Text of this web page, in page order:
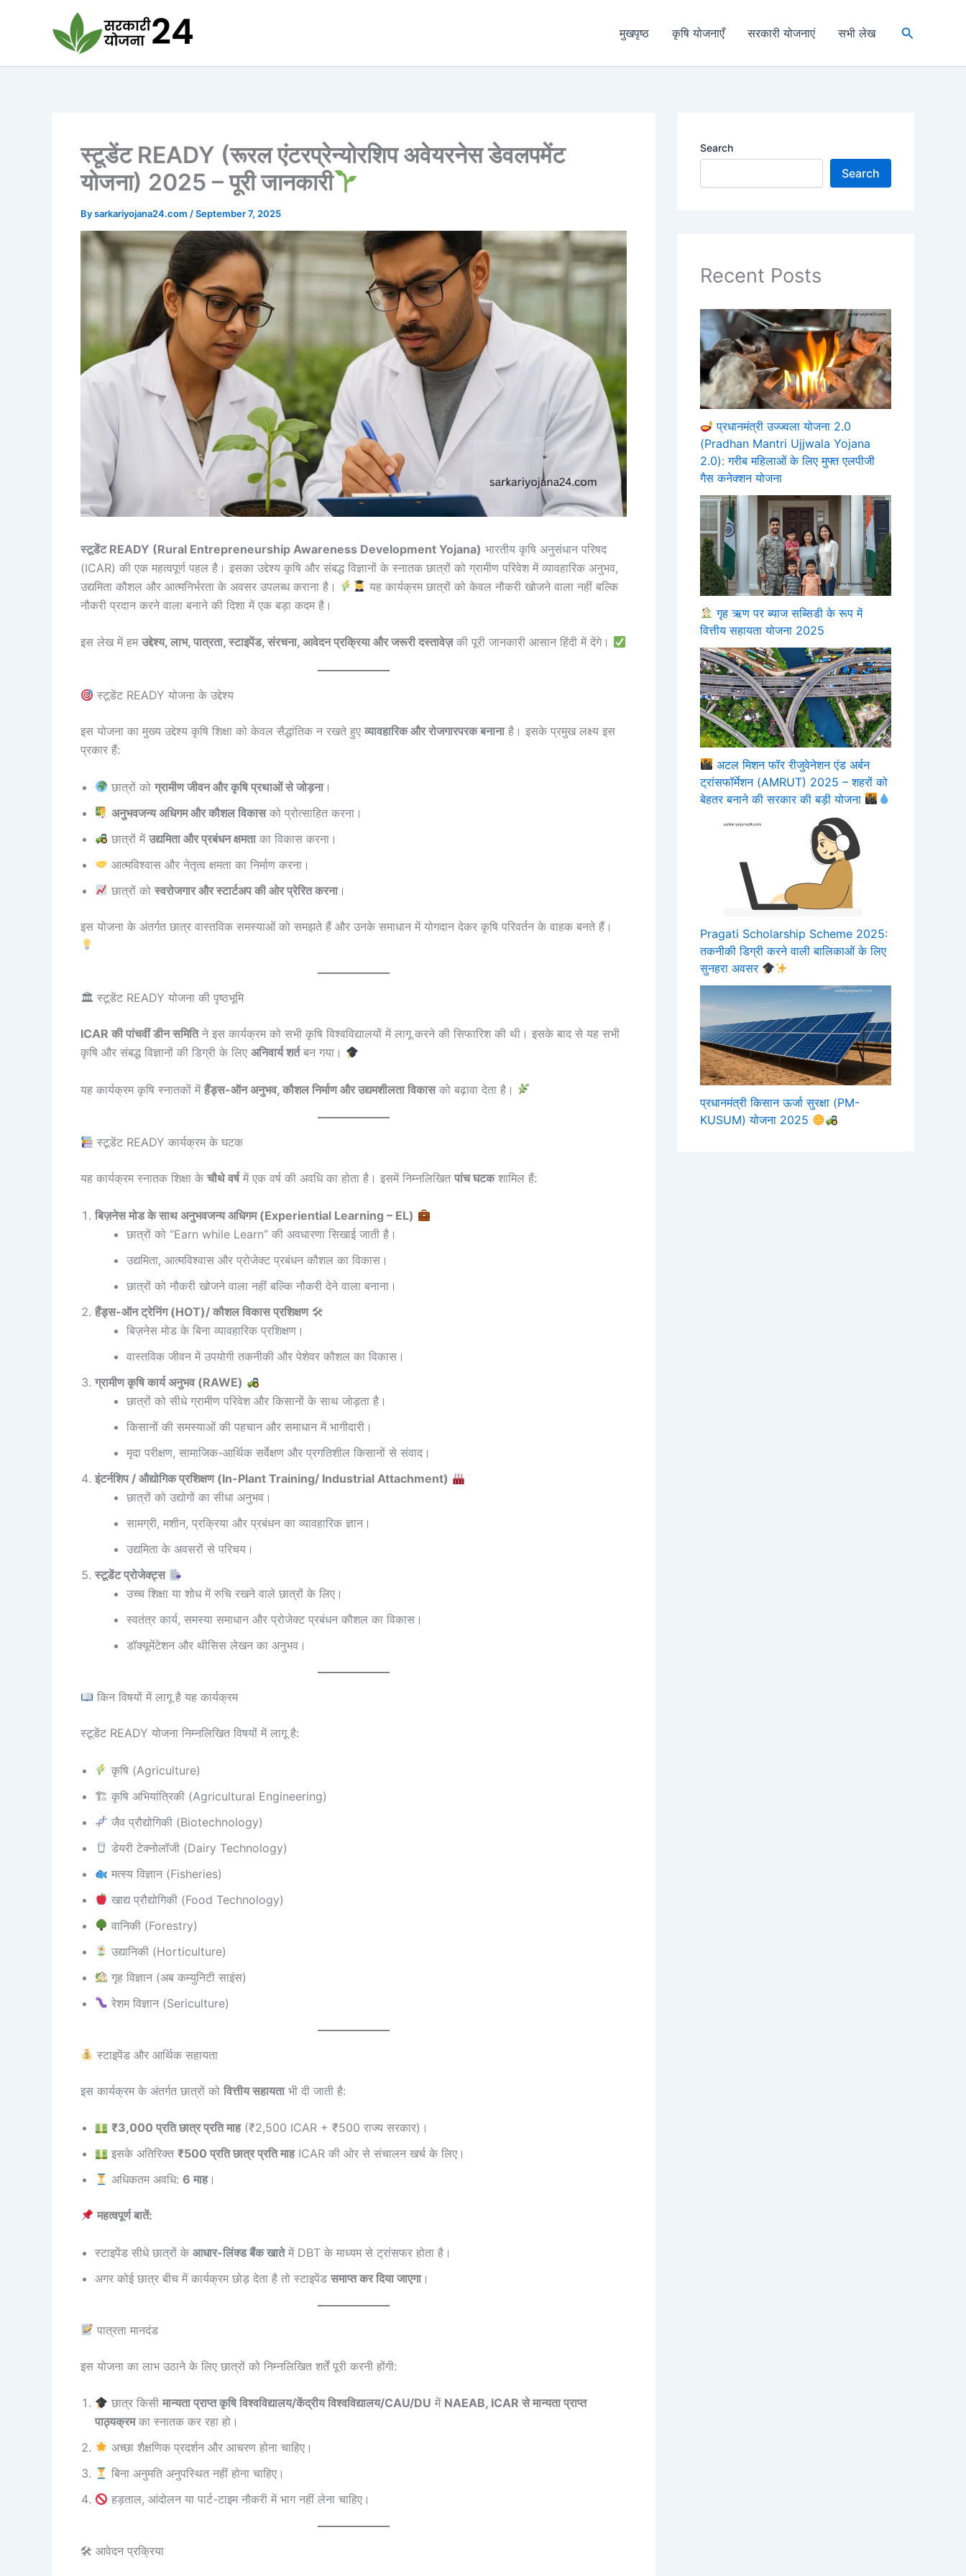
मुखपृष्ठ कृषि योजनाएँ सरकारी योजनाएं सभी लेख Search
स्टूडेंट READY (रूरल एंटरप्रेन्योरशिप अवेयरनेस डेवलपमेंट
योजना) 2025 – पूरी जानकारी
Bysarkariyojana24.com /September 7, 2025
स्टूडेंट READY (Rural Entrepreneurship Awareness Development Yojana) भारतीय कृषि अनुसंधान परिषद
(ICAR) की एक महत्वपूर्ण पहल है। इसका उद्देश्य कृषि और संबद्ध विज्ञानों के स्नातक छात्रों को ग्रामीण परिवेश में व्यावहारिक अनुभव,
उद्यमिता कौशल और आत्मनिर्भरता के अवसर उपलब्ध कराना है।
यह कार्यक्रम छात्रों को केवल नौकरी खोजने वाला नहीं बल्कि
नौकरी प्रदान करने वाला बनाने की दिशा में एक बड़ा कदम है।
इस लेख में हम उद्देश्य, लाभ, पात्रता, स्टाइपेंड, संरचना, आवेदन प्रक्रिया और जरूरी दस्तावेज़की पूरी जानकारी आसान हिंदी में देंगे।
स्टूडेंट READY योजना के उद्देश्य
इस योजना का मुख्य उद्देश्य कृषि शिक्षा को केवल सैद्धांतिक न रखते हुए व्यावहारिक और रोजगारपरक बनानाहै। इसके प्रमुख लक्ष्य इस
प्रकार हैं:
छात्रों कोग्रामीण जीवन और कृषि प्रथाओं से जोड़ना।
अनुभवजन्य अधिगम और कौशल विकासको प्रोत्साहित करना।
छात्रों मेंउद्यमिता और प्रबंधन क्षमताका विकास करना।
आत्मविश्वास और नेतृत्व क्षमता का निर्माण करना।
छात्रों कोस्वरोजगार और स्टार्टअप की ओर प्रेरित करना।
इस योजना के अंतर्गत छात्र वास्तविक समस्याओं को समझते हैं और उनके समाधान में योगदान देकर कृषि परिवर्तन के वाहक बनते हैं।
🏛 स्टूडेंट READY योजना की पृष्ठभूमि
ICAR की पांचवीं डीन समितिने इस कार्यक्रम को सभी कृषि विश्वविद्यालयों में लागू करने की सिफारिश की थी। इसके बाद से यह सभी
कृषि और संबद्ध विज्ञानों की डिग्री के लिए अनिवार्य शर्तबन गया।
यह कार्यक्रम कृषि स्नातकों में हैंड्स-ऑन अनुभव, कौशल निर्माण और उद्यमशीलता विकासको बढ़ावा देता है।
स्टूडेंट READY कार्यक्रम के घटक
यह कार्यक्रम स्नातक शिक्षा के चौथे वर्षमें एक वर्ष की अवधि का होता है। इसमें निम्नलिखित पांच घटकशामिल हैं:
बिज़नेस मोड के साथ अनुभवजन्य अधिगम (Experiential Learning – EL)
छात्रों को “Earn while Learn” की अवधारणा सिखाई जाती है।
उद्यमिता, आत्मविश्वास और प्रोजेक्ट प्रबंधन कौशल का विकास।
छात्रों को नौकरी खोजने वाला नहीं बल्कि नौकरी देने वाला बनाना।
हैंड्स-ऑन ट्रेनिंग (HOT)/ कौशल विकास प्रशिक्षण🛠
बिज़नेस मोड के बिना व्यावहारिक प्रशिक्षण।
वास्तविक जीवन में उपयोगी तकनीकी और पेशेवर कौशल का विकास।
ग्रामीण कृषि कार्य अनुभव (RAWE)
छात्रों को सीधे ग्रामीण परिवेश और किसानों के साथ जोड़ता है।
किसानों की समस्याओं की पहचान और समाधान में भागीदारी।
मृदा परीक्षण, सामाजिक-आर्थिक सर्वेक्षण और प्रगतिशील किसानों से संवाद।
इंटर्नशिप / औद्योगिक प्रशिक्षण (In-Plant Training/ Industrial Attachment)
छात्रों को उद्योगों का सीधा अनुभव।
सामग्री, मशीन, प्रक्रिया और प्रबंधन का व्यावहारिक ज्ञान।
उद्यमिता के अवसरों से परिचय।
स्टूडेंट प्रोजेक्ट्स
उच्च शिक्षा या शोध में रुचि रखने वाले छात्रों के लिए।
स्वतंत्र कार्य, समस्या समाधान और प्रोजेक्ट प्रबंधन कौशल का विकास।
डॉक्यूमेंटेशन और थीसिस लेखन का अनुभव।
किन विषयों में लागू है यह कार्यक्रम
स्टूडेंट READY योजना निम्नलिखित विषयों में लागू है:
कृषि (Agriculture)
🏗 कृषि अभियांत्रिकी (Agricultural Engineering)
जैव प्रौद्योगिकी (Biotechnology)
डेयरी टेक्नोलॉजी (Dairy Technology)
मत्स्य विज्ञान (Fisheries)
खाद्य प्रौद्योगिकी (Food Technology)
वानिकी (Forestry)
उद्यानिकी (Horticulture)
गृह विज्ञान (अब कम्युनिटी साइंस)
रेशम विज्ञान (Sericulture)
स्टाइपेंड और आर्थिक सहायता
इस कार्यक्रम के अंतर्गत छात्रों को वित्तीय सहायताभी दी जाती है:
₹3,000 प्रति छात्र प्रति माह(₹2,500 ICAR + ₹500 राज्य सरकार)।
इसके अतिरिक्त₹500 प्रति छात्र प्रति माहICAR की ओर से संचालन खर्च के लिए।
अधिकतम अवधि:6 माह।
महत्वपूर्ण बातें:
स्टाइपेंड सीधे छात्रों के आधार-लिंक्ड बैंक खातेमें DBT के माध्यम से ट्रांसफर होता है।
अगर कोई छात्र बीच में कार्यक्रम छोड़ देता है तो स्टाइपेंड समाप्त कर दिया जाएगा।
पात्रता मानदंड
इस योजना का लाभ उठाने के लिए छात्रों को निम्नलिखित शर्तें पूरी करनी होंगी:
छात्र किसीमान्यता प्राप्त कृषि विश्वविद्यालय/केंद्रीय विश्वविद्यालय/CAU/DU में NAEAB, ICAR से मान्यता प्राप्त
पाठ्यक्रमका स्नातक कर रहा हो।
अच्छा शैक्षणिक प्रदर्शन और आचरण होना चाहिए।
बिना अनुमति अनुपस्थित नहीं होना चाहिए।
हड़ताल, आंदोलन या पार्ट-टाइम नौकरी में भाग नहीं लेना चाहिए।
🛠 आवेदन प्रक्रिया
Search
Search
Recent Posts
प्रधानमंत्री उज्ज्वला योजना 2.0
(Pradhan Mantri Ujjwala Yojana
2.0): गरीब महिलाओं के लिए मुफ्त एलपीजी
गैस कनेक्शन योजना
गृह ऋण पर ब्याज सब्सिडी के रूप में
वित्तीय सहायता योजना 2025
अटल मिशन फॉर रीजुवेनेशन एंड अर्बन
ट्रांसफॉर्मेशन (AMRUT) 2025 – शहरों को
बेहतर बनाने की सरकार की बड़ी योजना
Pragati Scholarship Scheme 2025:
तकनीकी डिग्री करने वाली बालिकाओं के लिए
सुनहरा अवसर
प्रधानमंत्री किसान ऊर्जा सुरक्षा (PM-
KUSUM) योजना 2025